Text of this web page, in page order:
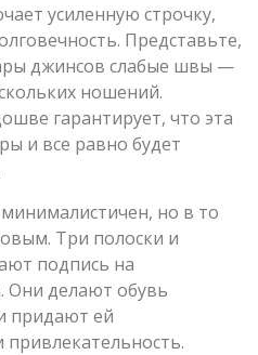
усиленную строчку,
Представьте,
джинсов слабые швы —
ношений.
гарантирует, что эта
и все равно будет
но в то
Три полоски и
подпись на
Они делают обувь
придают ей